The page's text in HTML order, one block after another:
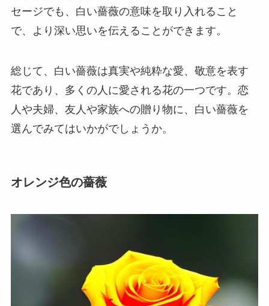
セージでも、白い薔薇の意味を取り入れること
で、より深い思いを伝えることができます。
総じて、白い薔薇は真実や純粋な愛、敬意を表す
花であり、多くの人に愛される花の一つです。恋
人や夫婦、友人や家族への贈り物に、白い薔薇を
選んでみてはいかがでしょうか。
オレンジ色の薔薇